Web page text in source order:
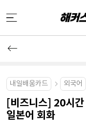
내일배움카드 외국어
[비즈니스] 20시
일본어 회화